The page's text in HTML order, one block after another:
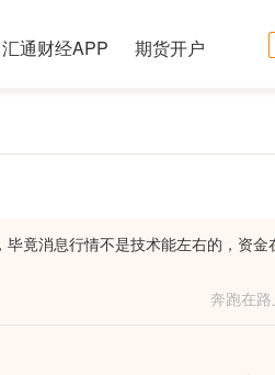
汇通财经APP 期货开户
竟消息行情不是技术能左右的，资金
奔跑在路